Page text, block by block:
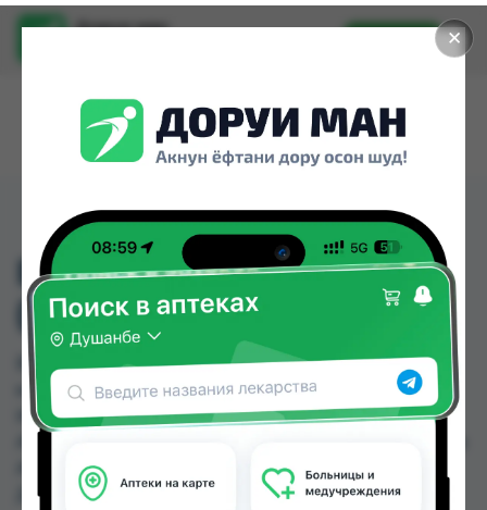
✕
Доруи ман
Установить
ВИТАМИН С ШИП ТБ
(ЛИМОН) 60МГ №20
ВИТАМИН С ШИП ТБ (ЛИМОН) 60МГ №20
можно купить или заказать в аптеках, Саховати
Истаравшан, GS Дорухона, Zoirpharm.tj,
АХРОМ по цене от 3.40 TJS до 73.00 TJS в
Душанбе и других городах Таджикистана